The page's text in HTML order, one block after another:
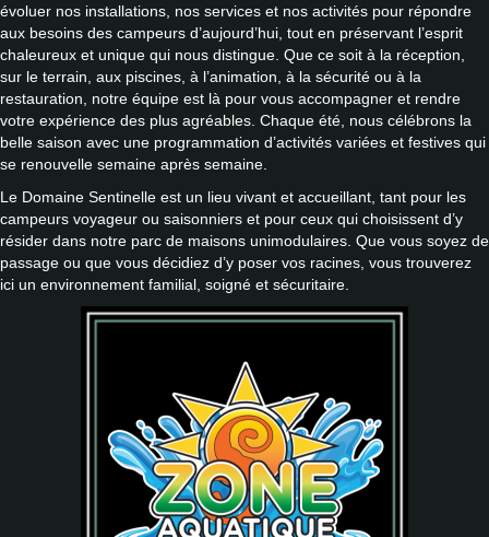
évoluer nos installations, nos services et nos activités pour répondre
aux besoins des campeurs d’aujourd’hui, tout en préservant l’esprit
chaleureux et unique qui nous distingue. Que ce soit à la réception,
sur le terrain, aux piscines, à l’animation, à la sécurité ou à la
restauration, notre équipe est là pour vous accompagner et rendre
votre expérience des plus agréables. Chaque été, nous célébrons la
belle saison avec une programmation d’activités variées et festives qui
se renouvelle semaine après semaine.
Le Domaine Sentinelle est un lieu vivant et accueillant, tant pour les
campeurs voyageur ou saisonniers et pour ceux qui choisissent d’y
résider dans notre parc de maisons unimodulaires. Que vous soyez de
passage ou que vous décidiez d’y poser vos racines, vous trouverez
ici un environnement familial, soigné et sécuritaire.